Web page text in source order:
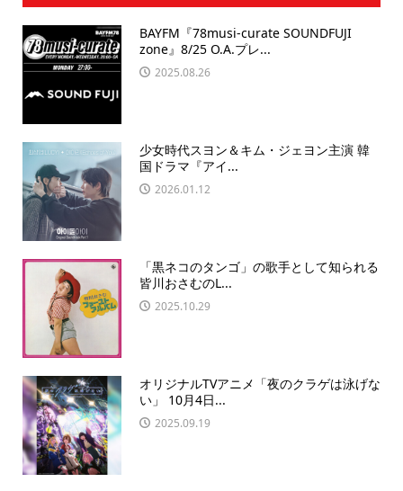
BAYFM『78musi-curate SOUNDFUJI
zone』8/25 O.A.プレ...
2025.08.26
少女時代スヨン＆キム・ジェヨン主演 韓
国ドラマ『アイ...
2026.01.12
「黒ネコのタンゴ」の歌手として知られる
皆川おさむのL...
2025.10.29
オリジナルTVアニメ「夜のクラゲは泳げな
い」 10月4日...
2025.09.19